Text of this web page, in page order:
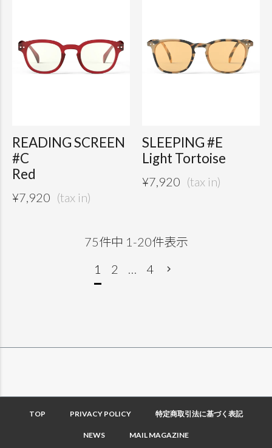
READING SCREEN
#C
Red
¥7,920
SLEEPING #E
Light Tortoise
¥7,920
75件中 1 -20件表示
1
2 4
TOP PRIVACY POLICY 特定商取引法に基づく表記
NEWS MAIL MAGAZINE